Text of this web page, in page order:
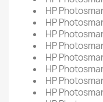
HP
HP
HP
HP
HP
HP
HP
HP